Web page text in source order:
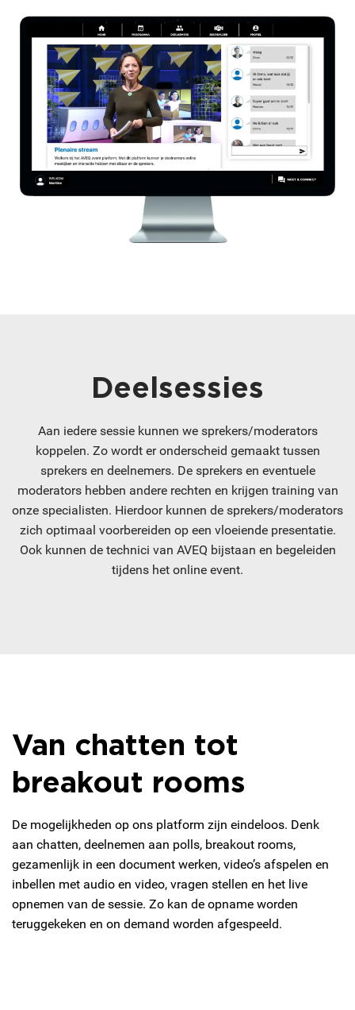
Deelsessies
Aan iedere sessie kunnen we sprekers/moderators
koppelen. Zo wordt er onderscheid gemaakt tussen
sprekers en deelnemers. De sprekers en eventuele
moderators hebben andere rechten en krijgen training van
onze specialisten. Hierdoor kunnen de sprekers/moderators
zich optimaal voorbereiden op een vloeiende presentatie.
Ook kunnen de technici van AVEQ bijstaan en begeleiden
tijdens het online event.
Van chatten tot
breakout rooms
De mogelijkheden op ons platform zijn eindeloos. Denk
aan chatten, deelnemen aan polls, breakout rooms,
gezamenlijk in een document werken, video’s afspelen en
inbellen met audio en video, vragen stellen en het live
opnemen van de sessie. Zo kan de opname worden
teruggekeken en on demand worden afgespeeld.